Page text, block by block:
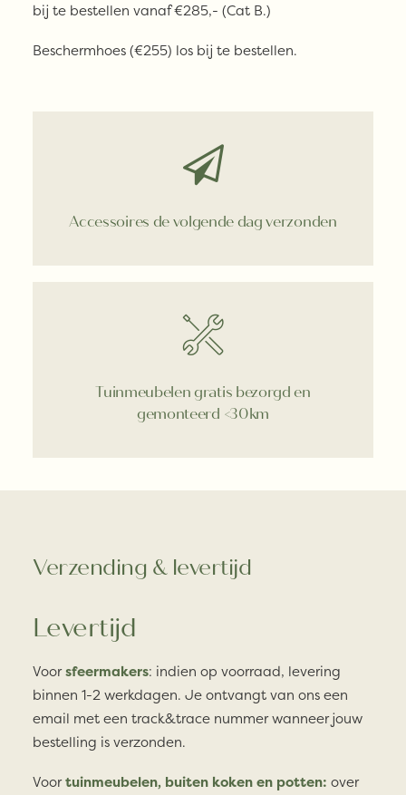
bij te bestellen vanaf €285,- (Cat B.)
Beschermhoes (€255) los bij te bestellen.
Accessoires de volgende dag verzonden
Tuinmeubelen gratis bezorgd en
gemonteerd <30km
Verzending & levertijd
Levertijd
Voorsfeermakers: indien op voorraad, levering
binnen 1-2 werkdagen. Je ontvangt van ons een
email met een track&trace nummer wanneer jouw
bestelling is verzonden.
Voortuinmeubelen, buiten koken en potten: over